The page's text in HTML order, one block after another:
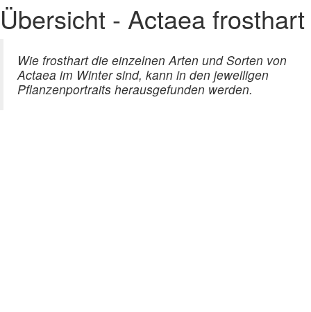
Übersicht - Actaea frosthart
Wie frosthart die einzelnen Arten und Sorten von
Actaea im Winter sind, kann in den jeweiligen
Pflanzenportraits herausgefunden werden.